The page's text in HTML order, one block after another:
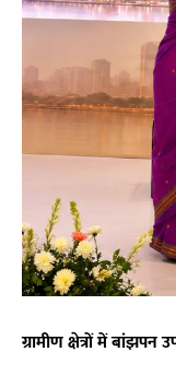
ग्रामीण क्षेत्रों में बांझपन